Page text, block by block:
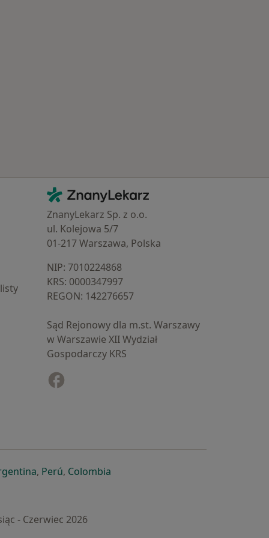
Kontakt
ZnanyLekarz - Strona główna
ZnanyLekarz Sp. z o.o.
ul. Kolejowa 5/7
01-217 Warszawa, Polska
NIP: ⁠7010224868
KRS: ⁠0000347997
REGON: ⁠142276657
Sąd Rejonowy dla m.st. Warszawy
w Warszawie XII Wydział
Gospodarczy KRS
karcie
w nowej karcie
się w nowej karcie
otwiera się w nowej karcie
, Perúotwiera się w nowej karcie
, Colombiaotwiera się w nowej karcie
- Czerwiec 2026